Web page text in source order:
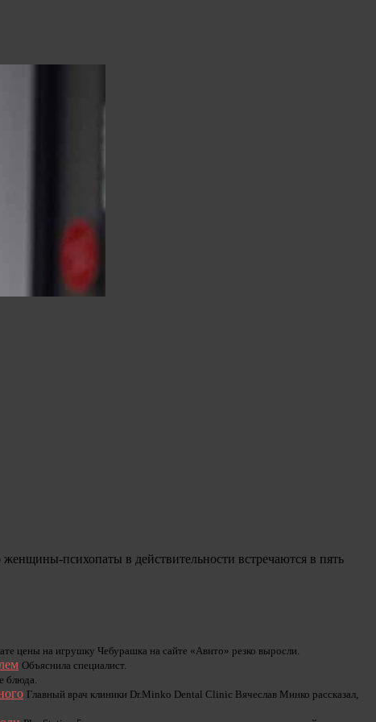
психопаты в действительности встречаются в пять
цены на игрушку Чебурашка на сайте «Авито» резко выросли.
Объяснила специалист.
блюда.
Главный врач клиники Dr.Minko Dental Clinic Вячеслав Минко рассказал,